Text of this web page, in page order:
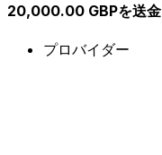
20,000.00 GBPを送金
プロバイダー